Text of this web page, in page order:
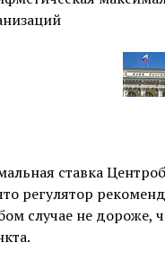
ставка
регулятор
случае не дороже,